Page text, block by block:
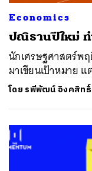
Economics
ปณิธานปีใหม่ ท
นักเศรษฐศาสตร์พ
มาเขียนเป้าหมาย
โดย รพีพัฒน์ อิงคสิทธิ์
ค้นหา
SHARE